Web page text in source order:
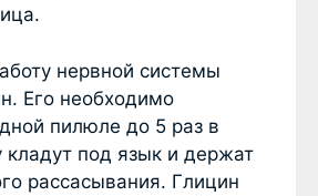
нервной системы
Его необходимо
пилюле до 5 раз в
кладут под язык и держат
рассасывания. Глицин